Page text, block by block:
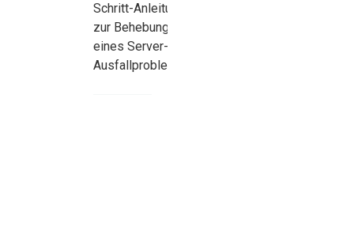
Schritt-Anleitung
zur Behebung
eines Server-
Ausfallproblems